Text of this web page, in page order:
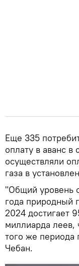
Еще 335
оплату в аванс в
осуществляли
газа в
"Общий уровень
года природный
2024 достигает
миллиарда леев,
того же периода
Чебан.